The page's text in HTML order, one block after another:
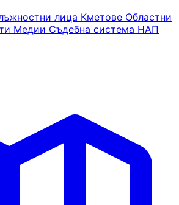
лица Кметове Областни
Медии Съдебна система НАП